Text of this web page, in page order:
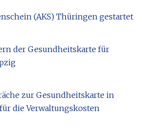
(AKS) Thüringen gestartet
der Gesundheitskarte für
zur Gesundheitskarte in
die Verwaltungskosten